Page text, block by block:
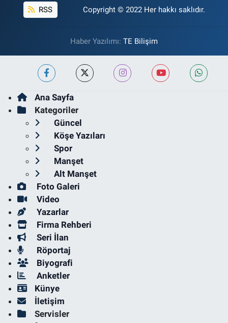
RSS Copyright © 2022 Her hakkı saklıdır.
Haber Yazılımı: TE Bilişim
Ana Sayfa
Kategoriler
Güncel
Köşe Yazıları
Spor
Manşet
Alt Manşet
Foto Galeri
Video
Yazarlar
Firma Rehberi
Seri İlan
Röportaj
Biyografi
Anketler
Künye
İletişim
Servisler